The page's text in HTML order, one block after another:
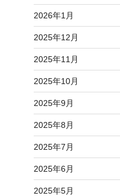
2026年1月
2025年12月
2025年11月
2025年10月
2025年9月
2025年8月
2025年7月
2025年6月
2025年5月